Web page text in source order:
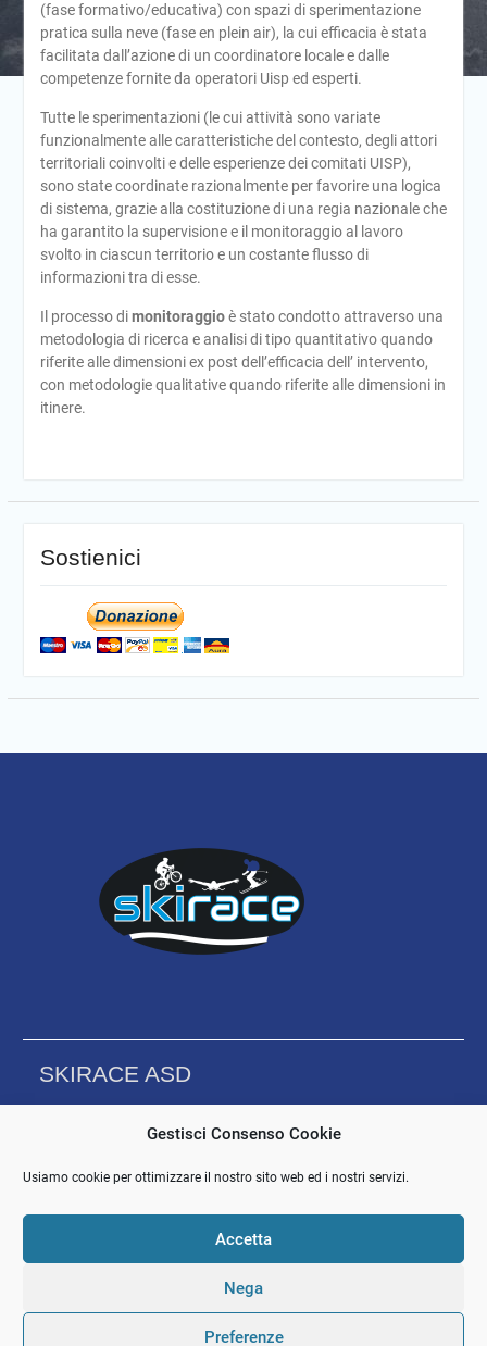
Gestisci Consenso Cookie
Usiamo cookie per ottimizzare il nostro sito web ed i nostri servizi.
Accetta
Nega
Preferenze
(fase formativo/educativa) con spazi di sperimentazione
pratica sulla neve (fase en plein air), la cui efficacia è stata
facilitata dall’azione di un coordinatore locale e dalle
competenze fornite da operatori Uisp ed esperti.
Tutte le sperimentazioni (le cui attività sono variate
funzionalmente alle caratteristiche del contesto, degli attori
territoriali coinvolti e delle esperienze dei comitati UISP),
sono state coordinate razionalmente per favorire una logica
di sistema, grazie alla costituzione di una regia nazionale che
ha garantito la supervisione e il monitoraggio al lavoro
svolto in ciascun territorio e un costante flusso di
informazioni tra di esse.
Il processo dimonitoraggioè stato condotto attraverso una
metodologia di ricerca e analisi di tipo quantitativo quando
riferite alle dimensioni ex post dell’efficacia dell’ intervento,
con metodologie qualitative quando riferite alle dimensioni in
itinere.
Sostienici
SKIRACE ASD
Copyright © Tutti i diritti riservati